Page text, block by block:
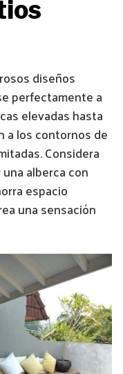
diseños
perfectamente a
elevadas hasta
a los contornos de
Considera
alberca con
espacio
una sensación